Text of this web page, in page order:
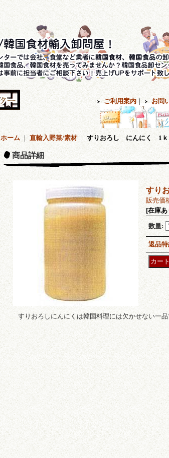
ご利用案内 ｜ お問
ホーム ｜ 直輸入野菜/素材｜ すりおろし にんにく 1ｋ
商品詳細
すり
販売価
[在庫あ
数量:
返品
すりおろしにんにくは韓国料理には欠かせない一品